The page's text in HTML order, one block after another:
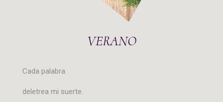
VERANO
Cada palabra
deletrea mi suerte.